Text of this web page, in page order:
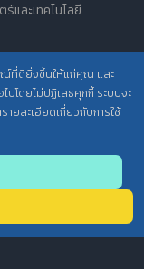
ณ์ที่ดียิ่งขึ้นให้แก่คุณ และ
โดยไม่ปฏิเสธคุกกี้ ระบบจะ
ยละเอียดเกี่ยวกับการใช้
และเทคโนโลยี
คล วศ. /
ารบริการสารสนเทศ
to top